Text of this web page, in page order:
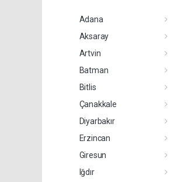
Adana
Aksaray
Artvin
Batman
Bitlis
Çanakkale
Diyarbakır
Erzincan
Giresun
Iğdır